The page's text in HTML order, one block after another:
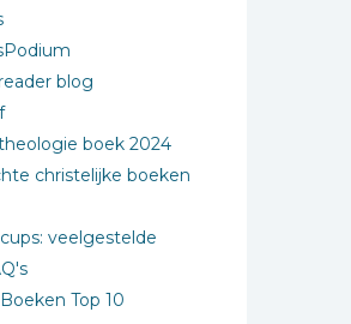
blog
boek 2024
christelijke boeken
veelgestelde
Top 10